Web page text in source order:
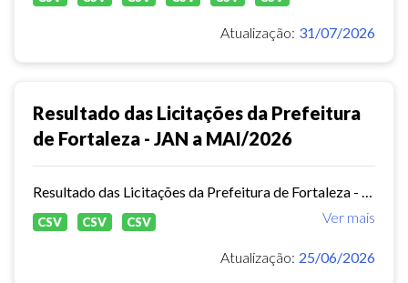
Atualização: 31/07/2026
Resultado das Licitações da Prefeitura
de Fortaleza - JAN a MAI/2026
Ver mais
CSV CSV CSV
Atualização: 25/06/2026